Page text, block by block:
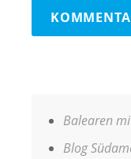
Balearen
Blog